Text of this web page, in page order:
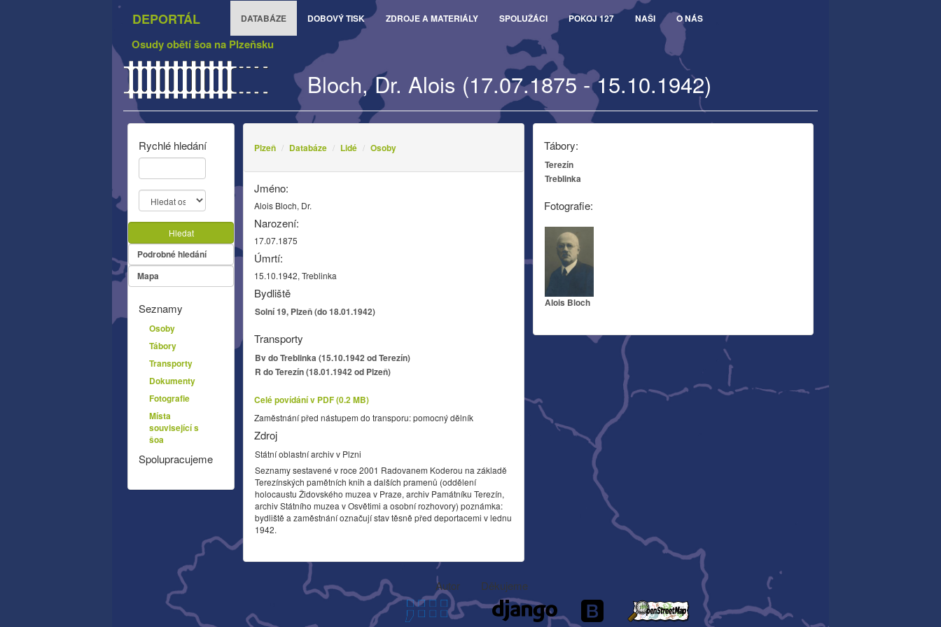
DEPORTÁL DATABÁZE DOBOVÝ TISK ZDROJE A MATERIÁLY SPOLUŽÁCI POKOJ 127 NAŠI O NÁS
Osudy obětí šoa na Plzeňsku
Bloch, Dr. Alois (17.07.1875 - 15.10.1942)
Tábory:
Terezín
Treblinka
Fotografie:
Alois Bloch
Plzeň Databáze Lidé Osoby
Jméno:
Alois Bloch, Dr.
Narození:
17.07.1875
Úmrtí:
15.10.1942, Treblinka
Bydliště
Solní 19, Plzeň (do 18.01.1942)
Transporty
Bv do Treblinka (15.10.1942 od Terezín)
R do Terezín (18.01.1942 od Plzeň)
Celé povídání v PDF (0.2 MB)
Zaměstnání před nástupem do transporu: pomocný dělník
Zdroj
Státní oblastní archiv v Plzni
Seznamy sestavené v roce 2001 Radovanem Koderou na základě
Terezínských pamětních knih a dalších pramenů (oddělení
holocaustu Židovského muzea v Praze, archiv Památníku Terezín,
archiv Státního muzea v Osvětimi a osobní rozhovory) poznámka:
bydliště a zaměstnání označují stav těsně před deportacemi v lednu
1942.
Rychlé hledání
Hledat
Podrobné hledání
Mapa
Seznamy
Osoby
Tábory
Transporty
Dokumenty
Fotografie
Místa
související s
šoa
Spolupracujeme
Autor Děkujeme